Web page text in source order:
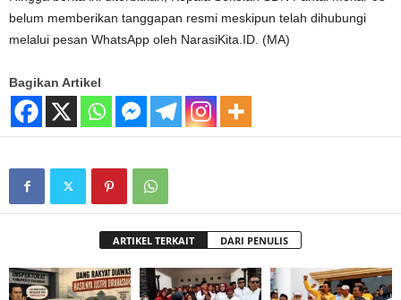
belum memberikan tanggapan resmi meskipun telah dihubungi
melalui pesan WhatsApp oleh NarasiKita.ID. (MA)
Bagikan Artikel
ARTIKEL TERKAIT DARI PENULIS